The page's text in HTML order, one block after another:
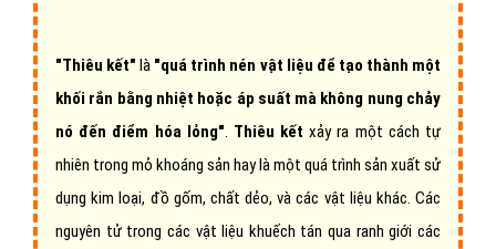
"Thiêu kết"là "quá trình nén vật liệu để tạo thành một
khối rắn bằng nhiệt hoặc áp suất mà không nung chảy
nó đến điểm hóa lỏng". Thiêu kếtxảy ra một cách tự
nhiên trong mỏ khoáng sản hay là một quá trình sản xuất sử
dụng kim loại, đồ gốm, chất dẻo, và các vật liệu khác. Các
nguyên tử trong các vật liệu khuếch tán qua ranh giới các